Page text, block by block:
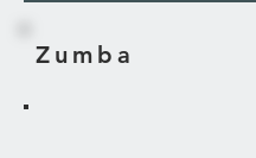
Zumba